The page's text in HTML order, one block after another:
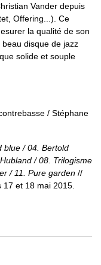
Vander depuis
Offering...). Ce
la qualité de son
disque de jazz
solide et souple
/ Stéphane
blue / 04. Bertold
/ 08. Trilogisme
/ 11. Pure garden //
et 18 mai 2015.